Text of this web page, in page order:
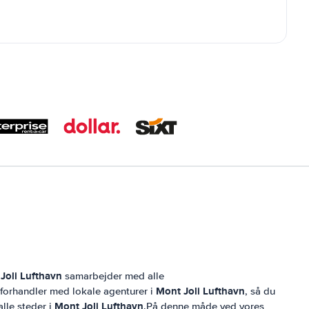
Lufthavn samarbejder med alle
med lokale agenturer i Mont Joli Lufthavn, så du
steder i
.På denne måde ved vores